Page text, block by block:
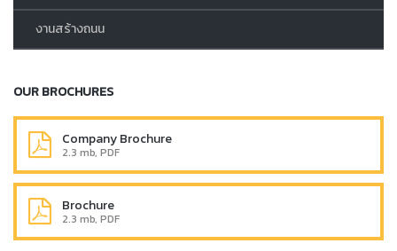
งานสร้างถนน
OUR BROCHURES
Company Brochure
2.3 mb, PDF
Brochure
2.3 mb, PDF